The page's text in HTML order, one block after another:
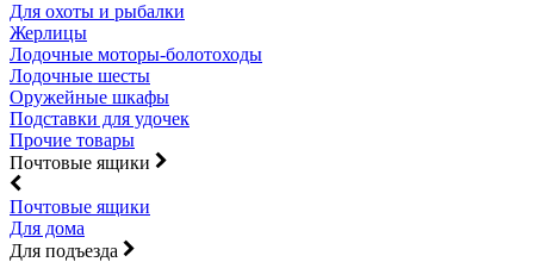
Для охоты и рыбалки
Жерлицы
Лодочные моторы-болотоходы
Лодочные шесты
Оружейные шкафы
Подставки для удочек
Прочие товары
Почтовые ящики
Почтовые ящики
Для дома
Для подъезда